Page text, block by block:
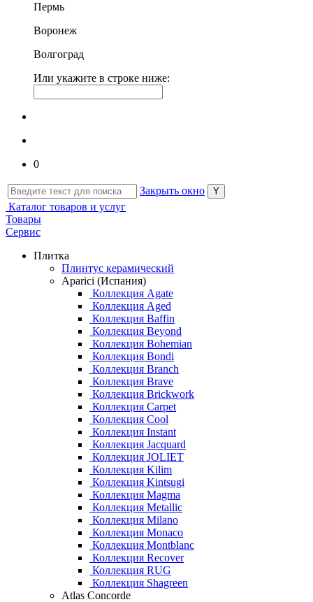
Пермь
Воронеж
Волгоград
Или укажите в строке ниже:
0
Закрыть окно
Каталог товаров и услуг
Товары
Сервис
Плитка
Плинтус керамический
Aparici (Испания)
Коллекция Agate
Коллекция Aged
Коллекция Baffin
Коллекция Beyond
Коллекция Bohemian
Коллекция Bondi
Коллекция Branch
Коллекция Brave
Коллекция Brickwork
Коллекция Carpet
Коллекция Cool
Коллекция Instant
Коллекция Jacquard
Коллекция JOLIET
Коллекция Kilim
Коллекция Kintsugi
Коллекция Magma
Коллекция Metallic
Коллекция Milano
Коллекция Monaco
Коллекция Montblanc
Коллекция Recover
Коллекция RUG
Коллекция Shagreen
Atlas Concorde